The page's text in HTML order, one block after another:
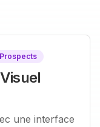
une interface